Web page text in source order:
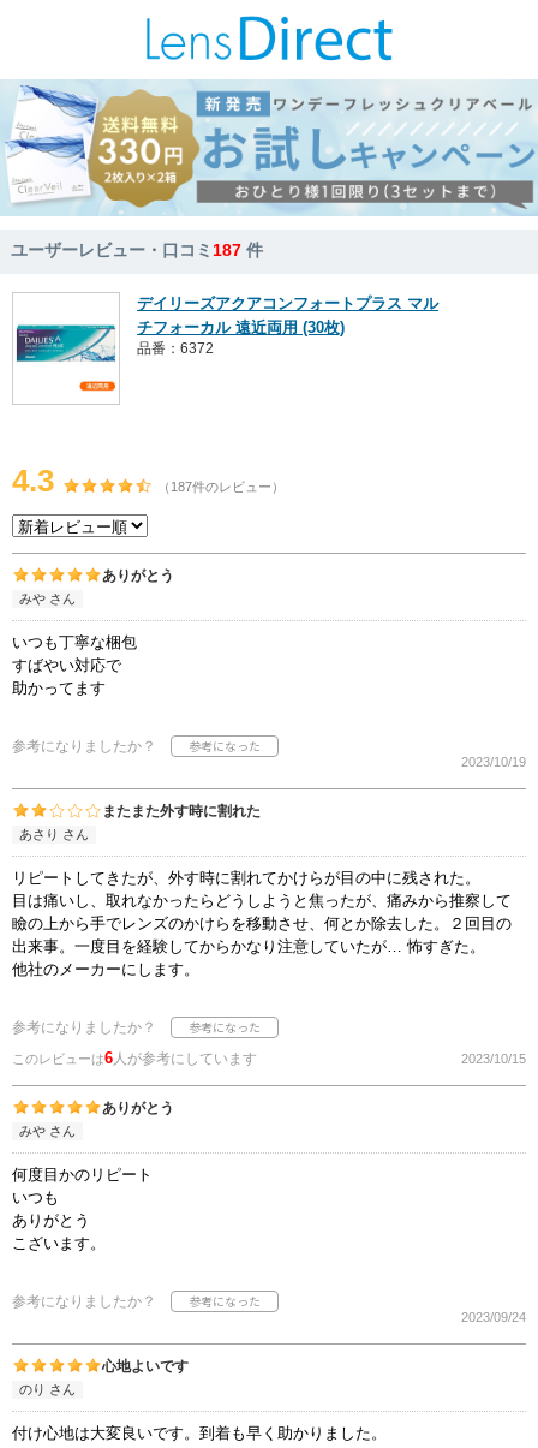
ユーザーレビュー・口コミ187 件
デイリーズアクアコンフォートプラス マル
チフォーカル 遠近両用 (30枚)
品番：6372
4.3 （187件のレビュー）
ありがとう
みや さん
いつも丁寧な梱包
すばやい対応で
助かってます
参考になりましたか？
2023/10/19
またまた外す時に割れた
あさり さん
リピートしてきたが、外す時に割れてかけらが目の中に残された。
目は痛いし、取れなかったらどうしようと焦ったが、痛みから推察して
瞼の上から手でレンズのかけらを移動させ、何とか除去した。２回目の
出来事。一度目を経験してからかなり注意していたが… 怖すぎた。
他社のメーカーにします。
参考になりましたか？
このレビューは6人が参考にしています 2023/10/15
ありがとう
みや さん
何度目かのリピート
いつも
ありがとう
こざいます。
参考になりましたか？
2023/09/24
心地よいです
のり さん
付け心地は大変良いです。到着も早く助かりました。